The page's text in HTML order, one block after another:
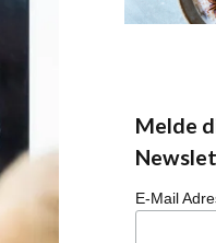
Melde
E-Mail